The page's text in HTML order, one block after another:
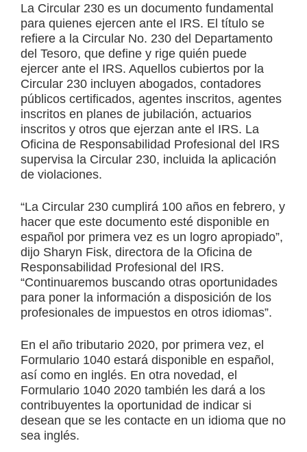
La Circular 230 es un documento fundamental
para quienes ejercen ante el IRS. El título se
refiere a la Circular No. 230 del Departamento
del Tesoro, que define y rige quién puede
ejercer ante el IRS. Aquellos cubiertos por la
Circular 230 incluyen abogados, contadores
públicos certificados, agentes inscritos, agentes
inscritos en planes de jubilación, actuarios
inscritos y otros que ejerzan ante el IRS. La
Oficina de Responsabilidad Profesional del IRS
supervisa la Circular 230, incluida la aplicación
de violaciones.
“La Circular 230 cumplirá 100 años en febrero, y
hacer que este documento esté disponible en
español por primera vez es un logro apropiado”,
dijo Sharyn Fisk, directora de la Oficina de
Responsabilidad Profesional del IRS.
“Continuaremos buscando otras oportunidades
para poner la información a disposición de los
profesionales de impuestos en otros idiomas”.
En el año tributario 2020, por primera vez, el
Formulario 1040 estará disponible en español,
así como en inglés. En otra novedad, el
Formulario 1040 2020 también les dará a los
contribuyentes la oportunidad de indicar si
desean que se les contacte en un idioma que no
sea inglés.